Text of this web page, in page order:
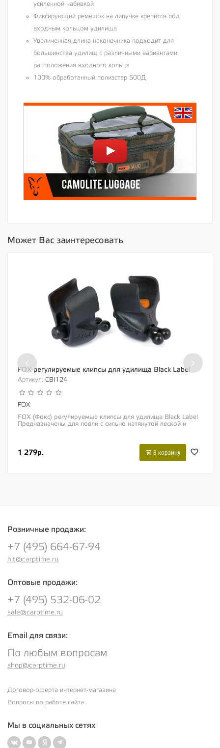
усиленной набивкой
Фиксирующий ремешок на липучке крепится под
входным кольцом удилища
Увеличенная длина наконечника подходит для
большинства удилищ с различными вариантами
расположения входного кольца
100% обработанный полиэстер 500Д
Может Вас заинтересовать
FOX регулируемые клипсы для удилища Black Label
Артикул: CBI124
FOX
FOX (Фокс) регулируемые клипсы для удилища Black Label
Предназначены для ловли с сильно натянутой леской и
1 279р. В корзину
‹ ›
Розничные продажи:
+7 (495) 664-67-94
hit@carptime.ru
Оптовые продажи:
+7 (495) 532-06-02
sale@carptime.ru
Email для связи:
По любым вопросам
shop@carptime.ru
Договор-оферта интернет-магазина
Вопросы по работе сайта
Мы в социальных сетях